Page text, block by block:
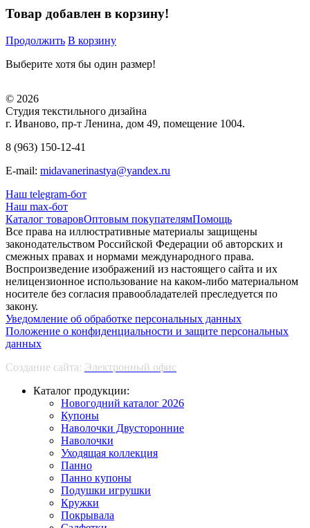
Товар добавлен в корзину!
Продолжить В корзину
Выберите хотя бы один размер!
© 2026
Студия текстильного дизайна
г. Иваново, пр-т Ленина, дом 49, помещение 1004.
8 (963) 150-12-41
E-mail: midavanerinastya@yandex.ru
Наш telegram-бот
Наш max-бот
Каталог товаровОптовым покупателямПомощь
Все права на иллюстративные материалы защищены
законодательством Российской Федерации об авторских и
смежных правах и нормами международного права.
Воспроизведение изображений из настоящего сайта и их
нелицензионное использование на каком-либо материальном
носителе без согласия правообладателей преследуется по
закону.
Уведомление об обработке персональных данных
Положение о конфиденциальности и защите персональных
данных
Создание сайта: Электронный офис
Каталог продукции:
Новогодний каталог 2026
Купоны
Наволочки Двусторонние
Наволочки
Уходящая коллекция
Панно
Панно купоны
Подушки игрушки
Кружки
Покрывала